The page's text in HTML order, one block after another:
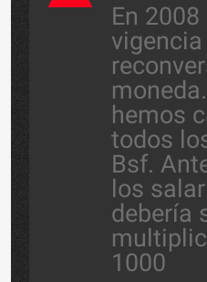
En
vigencia
hemos
todos
Bsf.
los
debería
1000